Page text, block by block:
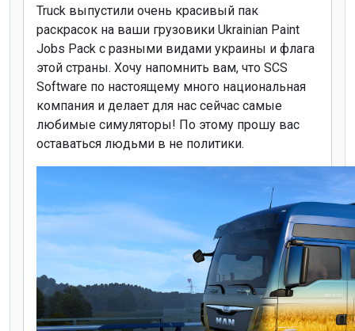
Truck выпустили очень красивый пак
раскрасок на ваши грузовики Ukrainian Paint
Jobs Pack с разными видами украины и флага
этой страны. Хочу напомнить вам, что SCS
Software по настоящему много национальная
компания и делает для нас сейчас самые
любимые симуляторы! По этому прошу вас
оставаться людьми в не политики.